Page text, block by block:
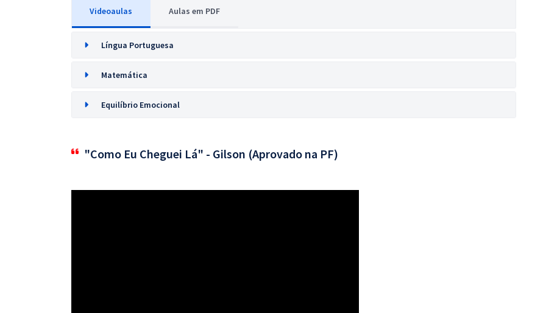
Videoaulas Aulas em PDF
Língua Portuguesa
Matemática
Equilíbrio Emocional
"Como Eu Cheguei Lá" - Gilson (Aprovado na PF)